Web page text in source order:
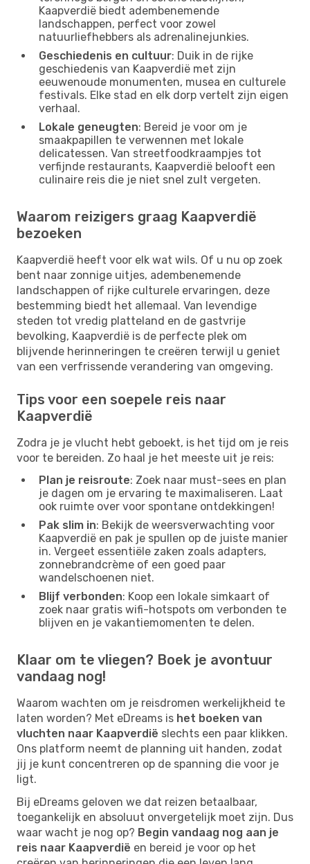
Kaapverdië biedt adembenemende
landschappen, perfect voor zowel
natuurliefhebbers als adrenalinejunkies.
Geschiedenis en cultuur: Duik in de rijke
geschiedenis van Kaapverdië met zijn
eeuwenoude monumenten, musea en culturele
festivals. Elke stad en elk dorp vertelt zijn eigen
verhaal.
Lokale geneugten: Bereid je voor om je
smaakpapillen te verwennen met lokale
delicatessen. Van streetfoodkraampjes tot
verfijnde restaurants, Kaapverdië belooft een
culinaire reis die je niet snel zult vergeten.
Waarom reizigers graag Kaapverdië
bezoeken
Kaapverdië heeft voor elk wat wils. Of u nu op zoek
bent naar zonnige uitjes, adembenemende
landschappen of rijke culturele ervaringen, deze
bestemming biedt het allemaal. Van levendige
steden tot vredig platteland en de gastvrije
bevolking, Kaapverdië is de perfecte plek om
blijvende herinneringen te creëren terwijl u geniet
van een verfrissende verandering van omgeving.
Tips voor een soepele reis naar
Kaapverdië
Zodra je je vlucht hebt geboekt, is het tijd om je reis
voor te bereiden. Zo haal je het meeste uit je reis:
Plan je reisroute: Zoek naar must-sees en plan
je dagen om je ervaring te maximaliseren. Laat
ook ruimte over voor spontane ontdekkingen!
Pak slim in: Bekijk de weersverwachting voor
Kaapverdië en pak je spullen op de juiste manier
in. Vergeet essentiële zaken zoals adapters,
zonnebrandcrème of een goed paar
wandelschoenen niet.
Blijf verbonden: Koop een lokale simkaart of
zoek naar gratis wifi-hotspots om verbonden te
blijven en je vakantiemomenten te delen.
Klaar om te vliegen? Boek je avontuur
vandaag nog!
Waarom wachten om je reisdromen werkelijkheid te
laten worden? Met eDreams is het boeken van
vluchten naar Kaapverdië slechts een paar klikken.
Ons platform neemt de planning uit handen, zodat
jij je kunt concentreren op de spanning die voor je
ligt.
Bij eDreams geloven we dat reizen betaalbaar,
toegankelijk en absoluut onvergetelijk moet zijn. Dus
waar wacht je nog op? Begin vandaag nog aan je
reis naar Kaapverdië en bereid je voor op het